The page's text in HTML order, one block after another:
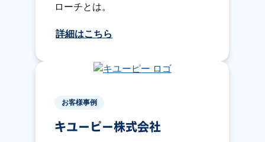
ローチとは。
詳細はこちら
お客様事例
キユーピー株式会社